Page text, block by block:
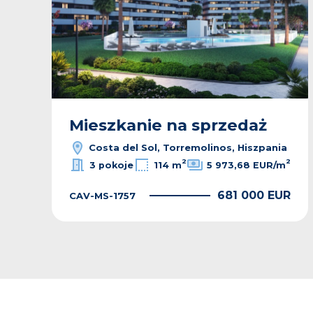
Mieszkanie na sprzedaż
Costa del Sol, Torremolinos, Hiszpania
3 pokoje 114 m2 5 973,68 EUR/m2
CAV-MS-1757 681 000 EUR